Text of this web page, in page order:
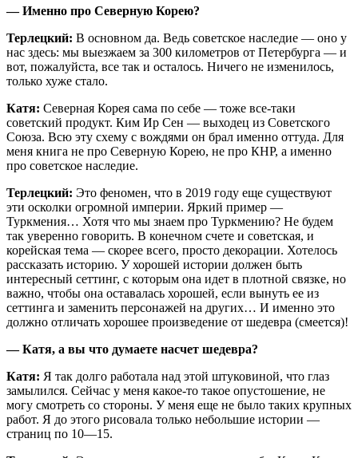
— Именно про Северную Корею?
Терлецкий: В основном да. Ведь советское наследие — оно у
нас здесь: мы выезжаем за 300 километров от Петербурга — и
вот, пожалуйста, все так и осталось. Ничего не изменилось,
только хуже стало.
Катя: Северная Корея сама по себе — тоже все-таки
советский продукт. Ким Ир Сен — выходец из Советского
Союза. Всю эту схему с вождями он брал именно оттуда. Для
меня книга не про Северную Корею, не про КНР, а именно
про советское наследие.
Терлецкий: Это феномен, что в 2019 году еще существуют
эти осколки огромной империи. Яркий пример —
Туркмения… Хотя что мы знаем про Туркмению? Не будем
так уверенно говорить. В конечном счете и советская, и
корейская тема — скорее всего, просто декорации. Хотелось
рассказать историю. У хорошей истории должен быть
интересный сеттинг, с которым она идет в плотной связке, но
важно, чтобы она оставалась хорошей, если вынуть ее из
сеттинга и заменить персонажей на других… И именно это
должно отличать хорошее произведение от шедевра (смеется)!
— Катя, а вы что думаете насчет шедевра?
Катя: Я так долго работала над этой штуковиной, что глаз
замылился. Сейчас у меня какое-то такое опустошение, не
могу смотреть со стороны. У меня еще не было таких крупных
работ. Я до этого рисовала только небольшие истории —
страниц по 10—15.